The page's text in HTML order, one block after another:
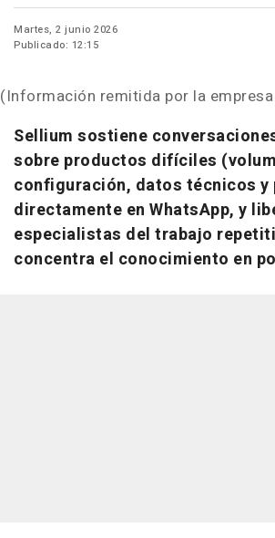
Martes, 2 junio 2026
Publicado: 12:15
(Información remitida por la
Sellium sostiene
sobre productos difíciles
configuración, datos técnicos y
directamente en WhatsApp, y
especialistas del trabajo
concentra el conocimiento en